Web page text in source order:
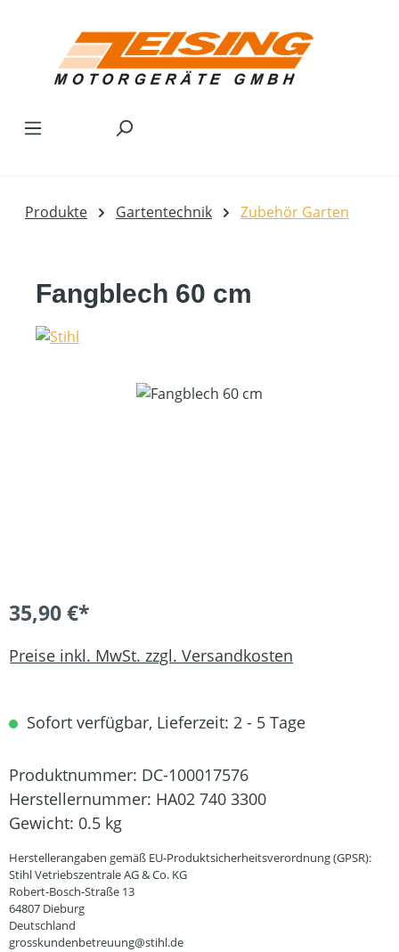
Produkte Gartentechnik Zubehör Garten
Fangblech 60 cm
Bildergalerie überspringen
35,90 €*
Preise inkl. MwSt. zzgl. Versandkosten
Sofort verfügbar, Lieferzeit: 2 - 5 Tage
Produktnummer: DC-100017576
Herstellernummer: HA02 740 3300
Gewicht: 0.5 kg
Herstellerangaben gemäß EU-Produktsicherheitsverordnung (GPSR):
Stihl Vetriebszentrale AG & Co. KG
Robert-Bosch-Straße 13
64807 Dieburg
Deutschland
grosskundenbetreuung@stihl.de